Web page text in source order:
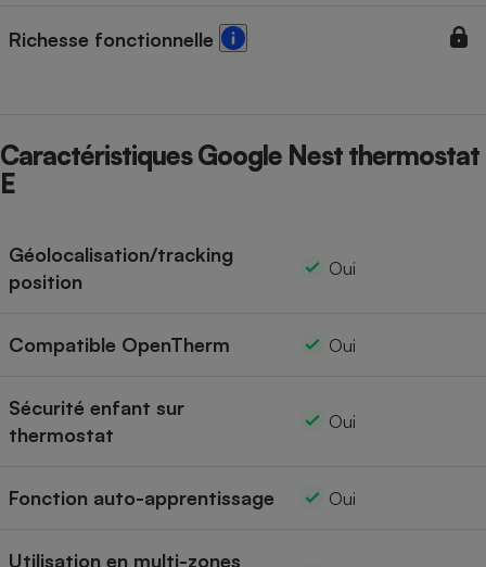
Richesse fonctionnelle
Caractéristiques Google Nest thermostat
E
Géolocalisation/tracking
position
Oui
Compatible OpenTherm Oui
Sécurité enfant sur
thermostat
Oui
Fonction auto-apprentissage Oui
Utilisation en multi-zones
Robot ménager